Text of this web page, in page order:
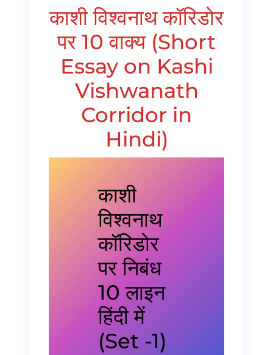
काशी विश्वनाथ कॉरिडोर
पर 10 वाक्य (Short
Essay on Kashi
Vishwanath
Corridor in
Hindi)
काशी
विश्वनाथ
कॉरिडोर
पर निबंध
10 लाइन
हिंदी में
(Set -1)